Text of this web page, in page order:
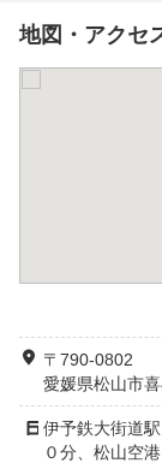
地図・アクセ
〒790-0802
愛媛県松山市
伊予鉄大街道
０分、松山空